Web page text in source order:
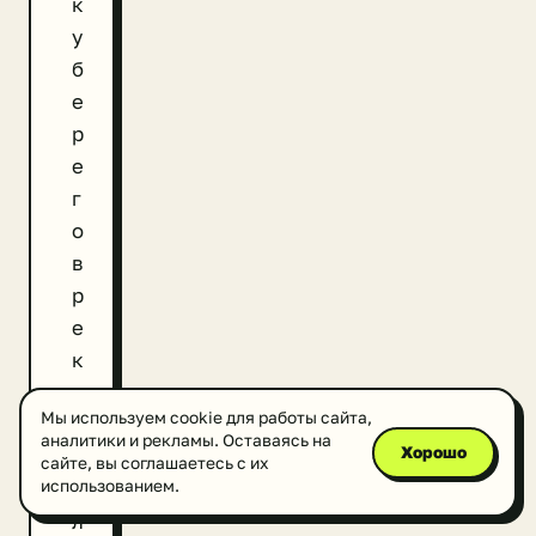
у
б
е
р
е
г
о
в
р
е
к
и
У
р
а
л
Мы используем cookie для работы сайта,
аналитики и рекламы. Оставаясь на
сайте, вы соглашаетесь с их
использованием.
Хорошо